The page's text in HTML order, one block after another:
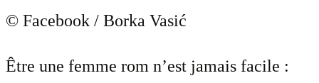
© Facebook / Borka Vasić
Être une femme rom n’est jamais facile :